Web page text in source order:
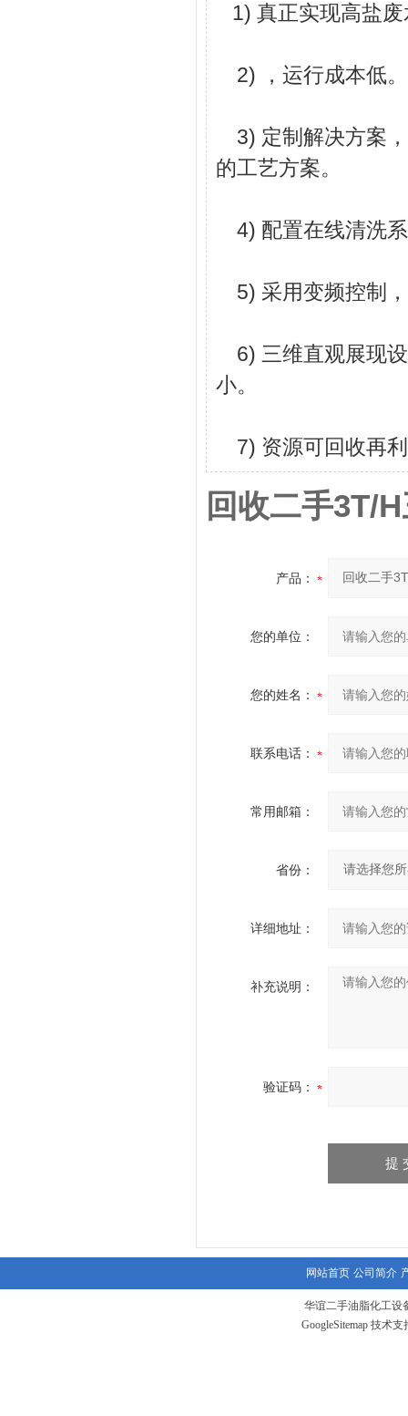
1) 真正实现高盐废
2) ，运行成本低。
3) 定制解决方案
的工艺方案。
4) 配置在线清洗
5) 采用变频控制
6) 三维直观展现
小。
7) 资源可回收再
回收二手3T/
产品：
您的单位：
您的姓名：
联系电话：
常用邮箱：
省份：
详细地址：
补充说明：
验证码：
网站首页 公司简介
华谊二手油脂化工设
GoogleSitemap 技术支